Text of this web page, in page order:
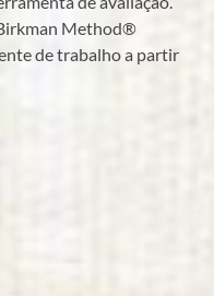
Method®
de trabalho a partir